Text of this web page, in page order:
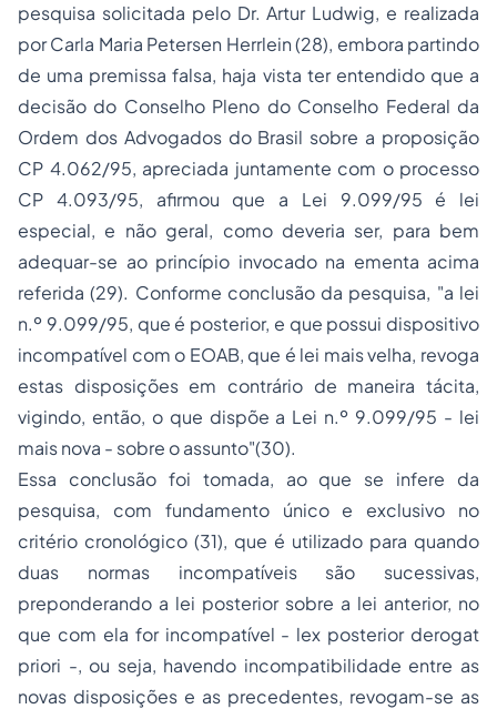
pesquisa solicitada pelo Dr. Artur Ludwig, e realizada
por Carla Maria Petersen Herrlein (28), embora partindo
de uma premissa falsa, haja vista ter entendido que a
decisão do Conselho Pleno do Conselho Federal da
Ordem dos Advogados do Brasil sobre a proposição
CP 4.062/95, apreciada juntamente com o processo
CP 4.093/95, afirmou que a Lei 9.099/95 é lei
especial, e não geral, como deveria ser, para bem
adequar-se ao princípio invocado na ementa acima
referida (29). Conforme conclusão da pesquisa, "a lei
n.º 9.099/95, que é posterior, e que possui dispositivo
incompatível com o EOAB, que é lei mais velha, revoga
estas disposições em contrário de maneira tácita,
vigindo, então, o que dispõe a Lei n.º 9.099/95 - lei
mais nova - sobre o assunto"(30).
Essa conclusão foi tomada, ao que se infere da
pesquisa, com fundamento único e exclusivo no
critério cronológico (31), que é utilizado para quando
duas normas incompatíveis são sucessivas,
preponderando a lei posterior sobre a lei anterior, no
que com ela for incompatível - lex posterior derogat
priori -, ou seja, havendo incompatibilidade entre as
novas disposições e as precedentes, revogam-se as